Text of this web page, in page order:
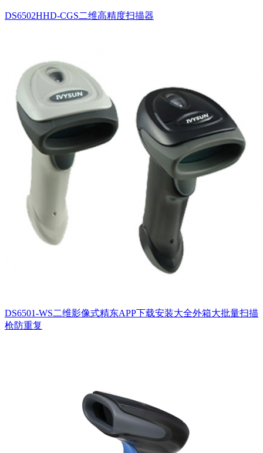
DS6502HHD-CGS二维高精度扫描器
DS6501-WS二维影像式精东APP下载安装大全外箱大批量扫描
枪防重复